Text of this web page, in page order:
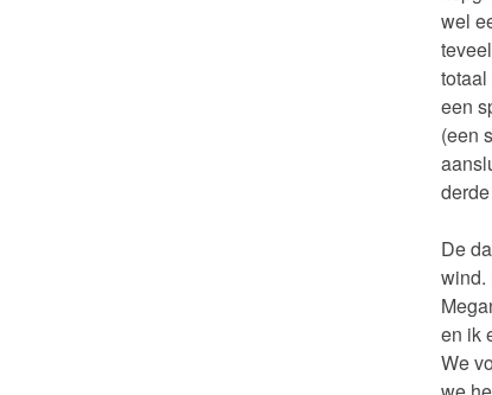
wel
een
(een
De
wind.
en ik
We